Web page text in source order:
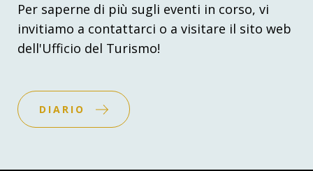
Per saperne di più sugli eventi in corso, vi
invitiamo a contattarci o a visitare il sito web
dell'Ufficio del Turismo!
DIARIO